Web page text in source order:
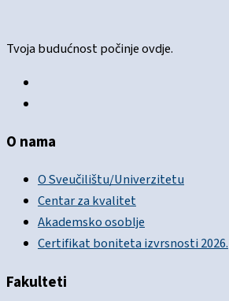
Tvoja budućnost počinje ovdje.
O nama
O Sveučilištu/Univerzitetu
Centar za kvalitet
Akademsko osoblje
Certifikat boniteta izvrsnosti 2026.
Fakulteti